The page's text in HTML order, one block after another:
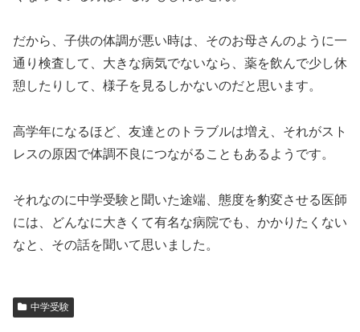
だから、子供の体調が悪い時は、そのお母さんのように一
通り検査して、大きな病気でないなら、薬を飲んで少し休
憩したりして、様子を見るしかないのだと思います。
高学年になるほど、友達とのトラブルは増え、それがスト
レスの原因で体調不良につながることもあるようです。
それなのに中学受験と聞いた途端、態度を豹変させる医師
には、どんなに大きくて有名な病院でも、かかりたくない
なと、その話を聞いて思いました。
中学受験